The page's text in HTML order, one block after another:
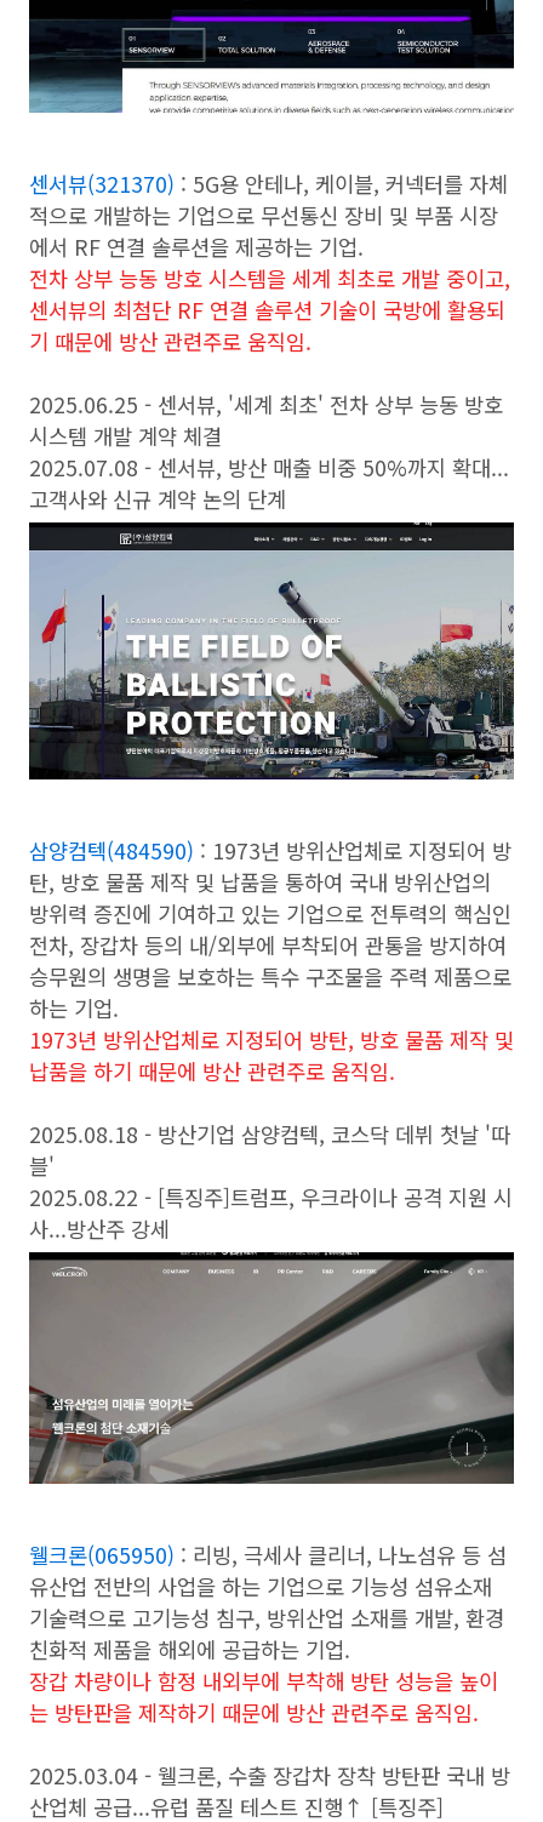
센서뷰(321370) : 5G용 안테나, 케이블, 커넥터를 자체
적으로 개발하는 기업으로 무선통신 장비 및 부품 시장
에서 RF 연결 솔루션을 제공하는 기업.
전차 상부 능동 방호 시스템을 세계 최초로 개발 중이고,
센서뷰의 최첨단 RF 연결 솔루션 기술이 국방에 활용되
기 때문에 방산 관련주로 움직임.
2025.06.25 - 센서뷰, '세계 최초' 전차 상부 능동 방호
시스템 개발 계약 체결
2025.07.08 - 센서뷰, 방산 매출 비중 50%까지 확대...
고객사와 신규 계약 논의 단계
삼양컴텍(484590) : 1973년 방위산업체로 지정되어 방
탄, 방호 물품 제작 및 납품을 통하여 국내 방위산업의
방위력 증진에 기여하고 있는 기업으로 전투력의 핵심인
전차, 장갑차 등의 내/외부에 부착되어 관통을 방지하여
승무원의 생명을 보호하는 특수 구조물을 주력 제품으로
하는 기업.
1973년 방위산업체로 지정되어 방탄, 방호 물품 제작 및
납품을 하기 때문에 방산 관련주로 움직임.
2025.08.18 - 방산기업 삼양컴텍, 코스닥 데뷔 첫날 '따
블'
2025.08.22 - [특징주]트럼프, 우크라이나 공격 지원 시
사...방산주 강세
웰크론(065950) : 리빙, 극세사 클리너, 나노섬유 등 섬
유산업 전반의 사업을 하는 기업으로 기능성 섬유소재
기술력으로 고기능성 침구, 방위산업 소재를 개발, 환경
친화적 제품을 해외에 공급하는 기업.
장갑 차량이나 함정 내외부에 부착해 방탄 성능을 높이
는 방탄판을 제작하기 때문에 방산 관련주로 움직임.
2025.03.04 - 웰크론, 수출 장갑차 장착 방탄판 국내 방
산업체 공급...유럽 품질 테스트 진행↑ [특징주]